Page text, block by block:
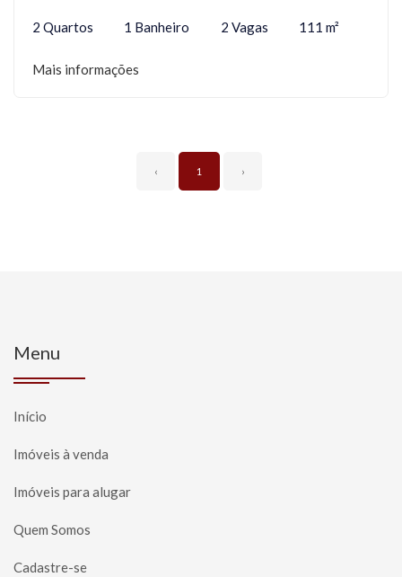
2 Quartos 1 Banheiro 2 Vagas 111 m²
Mais informações
‹ 1 ›
Menu
Início
Imóveis à venda
Imóveis para alugar
Quem Somos
Cadastre-se